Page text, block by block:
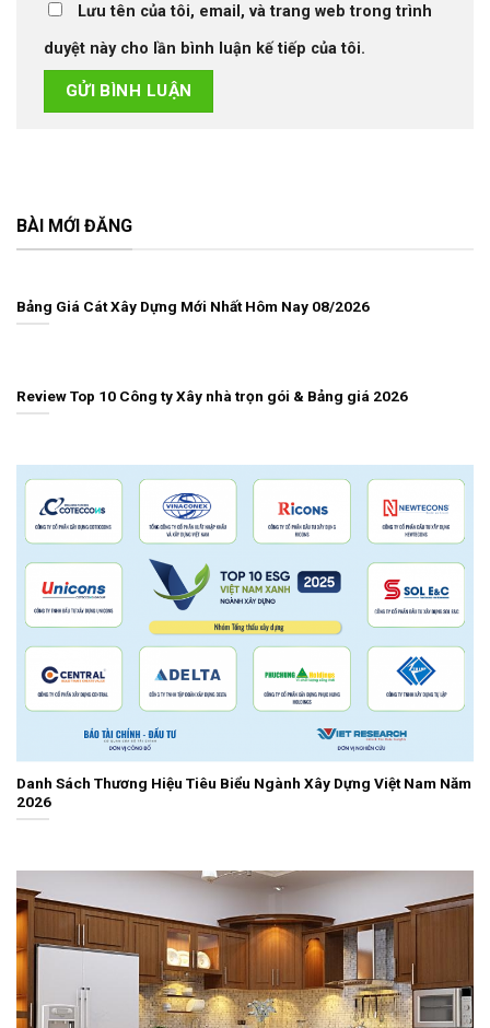
Lưu tên của tôi, email, và trang web trong trình
duyệt này cho lần bình luận kế tiếp của tôi.
BÀI MỚI ĐĂNG
Bảng Giá Cát Xây Dựng Mới Nhất Hôm Nay 08/2026
Review Top 10 Công ty Xây nhà trọn gói & Bảng giá 2026
Danh Sách Thương Hiệu Tiêu Biểu Ngành Xây Dựng Việt Nam Năm
2026